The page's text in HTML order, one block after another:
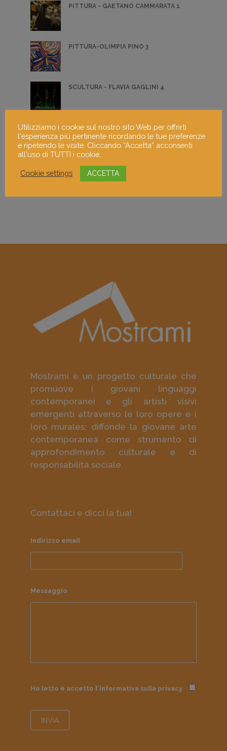
PITTURA - GAETANO CAMMARATA 1
PITTURA-OLIMPIA PINO 3
SCULTURA - FLAVIA GAGLINI 4
PIEDINO
DE HOMINIS DIGNITATE
Mostrami è un progetto culturale che
promuove i giovani linguaggi
contemporanei e gli artisti visivi
emergenti attraverso le loro opere e i
loro murales; diffonde la giovane arte
contemporanea come strumento di
approfondimento culturale e di
responsabilità sociale.
Contattaci e dicci la tua!
Indirizzo email
Messaggio
Ho letto e accetto l'informativa sulla privacy
Utilizziamo i cookie sul nostro sito Web per offrirti
l'esperienza più pertinente ricordando le tue preferenze
e ripetendo le visite. Cliccando “Accetta” acconsenti
all'uso di TUTTI i cookie.
Cookie settings ACCETTA